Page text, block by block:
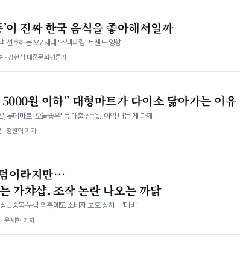
’이 진짜 한국 음식을 좋아해서일까
선호하는 MZ세대 '스낵패킹' 트렌드 영향
김헌식 대중문화평론가
원 이하” 대형마트가 다이소 닮아가는 이유
롯데마트 '오늘좋은' 등 매출 상승…이익 내는 게 과제
정원혁 기자
이라지만…
가챠샵, 조작 논란 나오는 까닭
…중복·누락 의혹에도 소비자 보호 장치는 '미비'
윤채현 기자